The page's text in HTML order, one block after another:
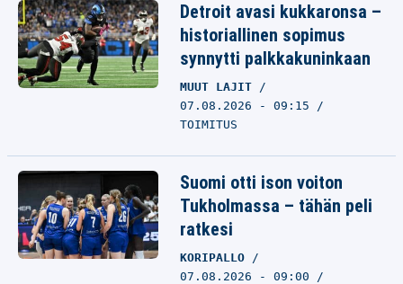
Detroit avasi kukkaronsa –
historiallinen sopimus
synnytti palkkakuninkaan
MUUT LAJIT
07.08.2026 - 09:15
TOIMITUS
Suomi otti ison voiton
Tukholmassa – tähän peli
ratkesi
KORIPALLO
07.08.2026 - 09:00